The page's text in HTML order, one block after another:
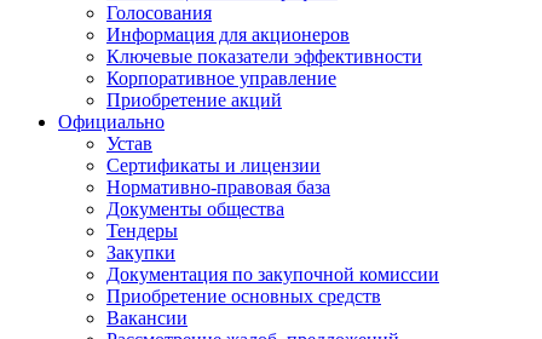
Голосования
Информация для акционеров
Ключевые показатели эффективности
Корпоративное управление
Приобретение акций
Официально
Устав
Сертификаты и лицензии
Нормативно-правовая база
Документы общества
Тендеры
Закупки
Документация по закупочной комиссии
Приобретение основных средств
Вакансии